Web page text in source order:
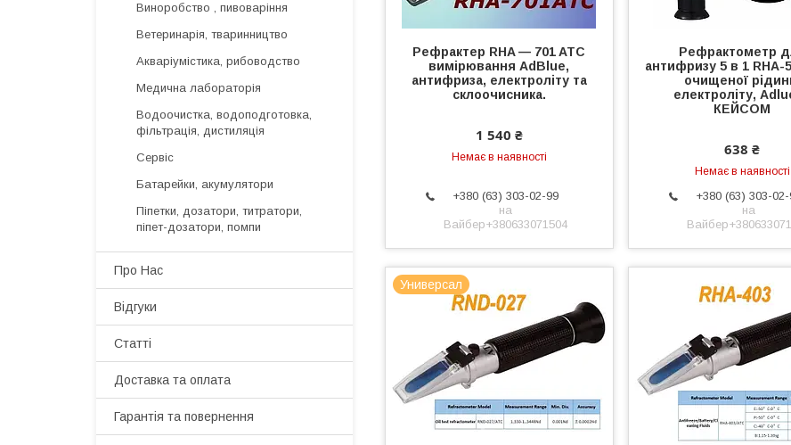
Рефрактер RHA — 701 ATC
вимірювання AdBlue,
антифриза, електроліту та
склоочисника.
1 540 ₴
Немає в наявності
+380 (63) 303-02-99
на
Вайбер+380633071504
Рефрактометр
антифризу 5 в 1 RHA-
очищеної
електроліту,
КЕЙСОМ
638 ₴
Немає в наявності
+380 (63) 303-
на
Универсал
Виноробство , пивоваріння
Ветеринарія, тваринництво
Акваріумістика, рибоводство
Медична лабораторія
Водоочистка, водоподготовка,
фільтрація, дистиляція
Сервіс
Батарейки, акумулятори
Піпетки, дозатори, титратори,
піпет-дозатори, помпи
Про Нас
Відгуки
Статті
Доставка та оплата
Гарантія та повернення